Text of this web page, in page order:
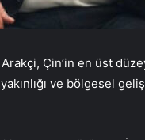
Çin’in en üst
ve bölgesel